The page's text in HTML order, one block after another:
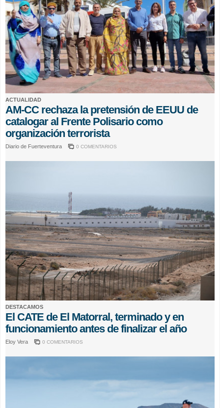
ACTUALIDAD
AM-CC rechaza la pretensión de EEUU de
catalogar al Frente Polisario como
organización terrorista
Diario de Fuerteventura 0 COMENTARIOS
DESTACAMOS
El CATE de El Matorral, terminado y en
funcionamiento antes de finalizar el año
Eloy Vera 0 COMENTARIOS